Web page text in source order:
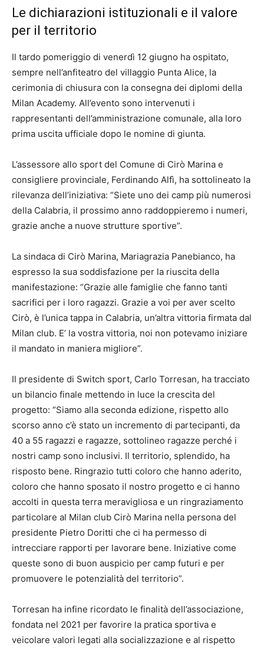
Le dichiarazioni istituzionali e il valore
per il territorio
Il tardo pomeriggio di venerdì 12 giugno ha ospitato,
sempre nell’anfiteatro del villaggio Punta Alice, la
cerimonia di chiusura con la consegna dei diplomi della
Milan Academy. All’evento sono intervenuti i
rappresentanti dell’amministrazione comunale, alla loro
prima uscita ufficiale dopo le nomine di giunta.
L’assessore allo sport del Comune di Cirò Marina e
consigliere provinciale, Ferdinando Alfì, ha sottolineato la
rilevanza dell’iniziativa: “Siete uno dei camp più numerosi
della Calabria, il prossimo anno raddoppieremo i numeri,
grazie anche a nuove strutture sportive”.
La sindaca di Cirò Marina, Mariagrazia Panebianco, ha
espresso la sua soddisfazione per la riuscita della
manifestazione: “Grazie alle famiglie che fanno tanti
sacrifici per i loro ragazzi. Grazie a voi per aver scelto
Cirò, è l’unica tappa in Calabria, un’altra vittoria firmata dal
Milan club. E’ la vostra vittoria, noi non potevamo iniziare
il mandato in maniera migliore”.
Il presidente di Switch sport, Carlo Torresan, ha tracciato
un bilancio finale mettendo in luce la crescita del
progetto: “Siamo alla seconda edizione, rispetto allo
scorso anno c’è stato un incremento di partecipanti, da
40 a 55 ragazzi e ragazze, sottolineo ragazze perché i
nostri camp sono inclusivi. Il territorio, splendido, ha
risposto bene. Ringrazio tutti coloro che hanno aderito,
coloro che hanno sposato il nostro progetto e ci hanno
accolti in questa terra meravigliosa e un ringraziamento
particolare al Milan club Cirò Marina nella persona del
presidente Pietro Doritti che ci ha permesso di
intrecciare rapporti per lavorare bene. Iniziative come
queste sono di buon auspicio per camp futuri e per
promuovere le potenzialità del territorio”.
Torresan ha infine ricordato le finalità dell’associazione,
fondata nel 2021 per favorire la pratica sportiva e
veicolare valori legati alla socializzazione e al rispetto